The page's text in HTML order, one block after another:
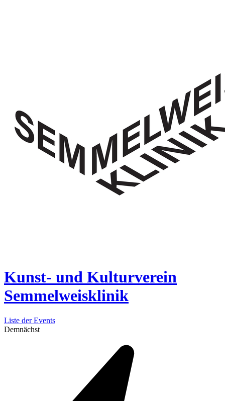
Kunst- und Kulturverein
Semmelweisklinik
Liste der Events
Demnächst